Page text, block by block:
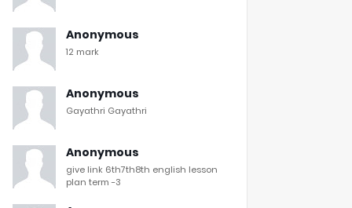
Anonymous
12 mark
Anonymous
Gayathri Gayathri
Anonymous
give link 6th7th8th english lesson
plan term -3